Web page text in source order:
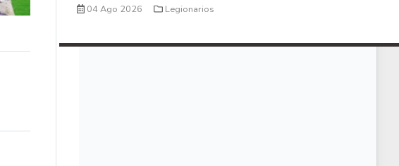
04 Ago 2026 Legionarios